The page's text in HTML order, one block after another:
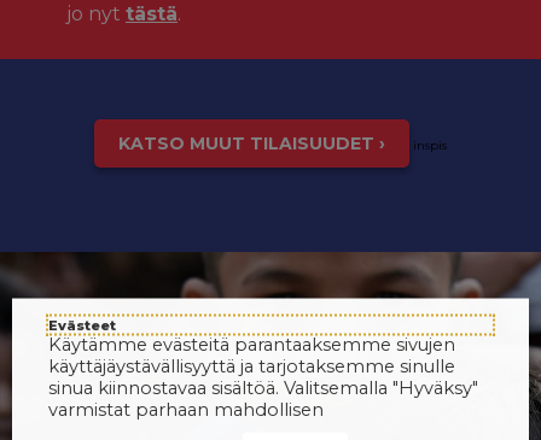
jo nyt tästä.
KATSO MUUT TILAISUUDET › inspis
Evästeet
Käytämme evästeitä parantaaksemme sivujen
käyttäjäystävällisyyttä ja tarjotaksemme sinulle
sinua kiinnostavaa sisältöä. Valitsemalla "Hyväksy"
varmistat parhaan mahdollisen